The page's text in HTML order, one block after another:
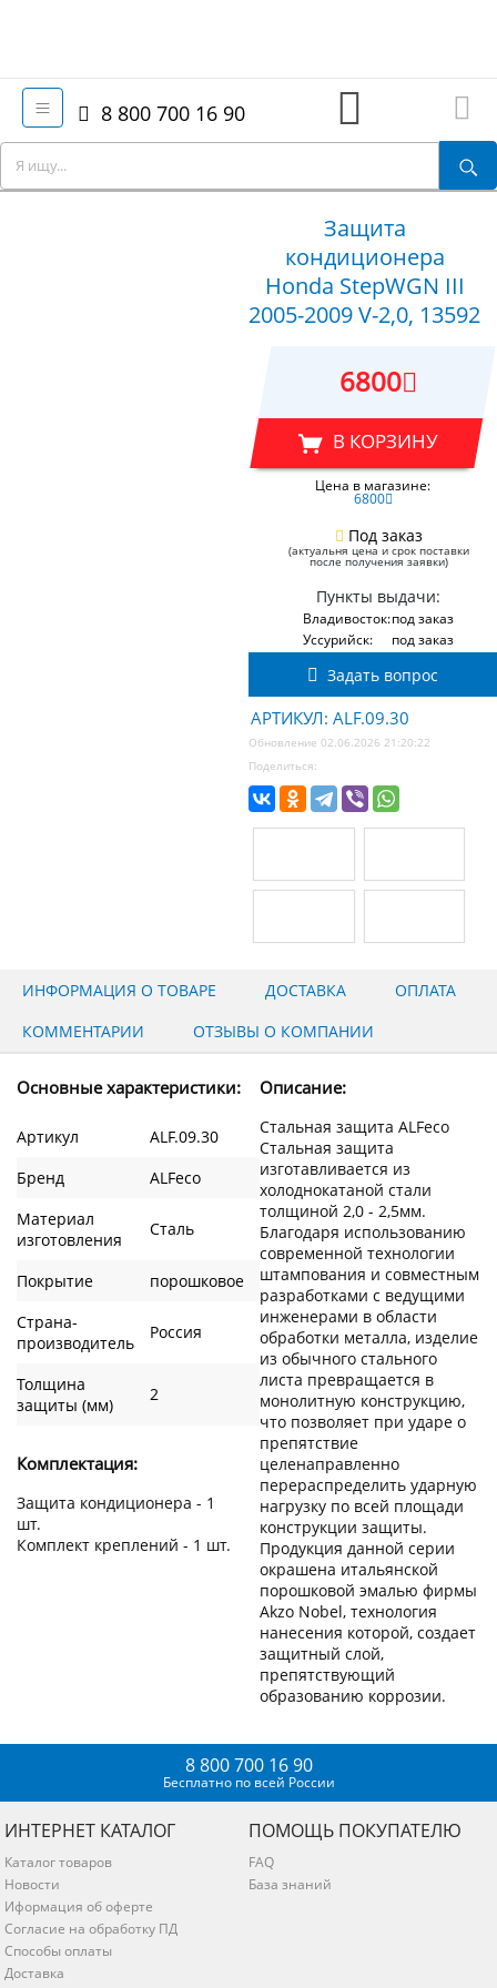
8 800 700 16 90
Защита
кондиционера
Honda StepWGN III
2005-2009 V-2,0, 13592
6800
В КОРЗИНУ
Цена в магазине:
6800
Под заказ
(актуальня цена и срок поставки
после получения заявки)
Пункты выдачи:
Владивосток:под заказ
Уссурийск:
под заказ
Задать вопрос
АРТИКУЛ: ALF.09.30
Обновление 02.06.2026 21:20:22
Поделиться:
ИНФОРМАЦИЯ О ТОВАРЕ ДОСТАВКА
ОПЛАТА
КОММЕНТАРИИ
ОТЗЫВЫ О КОМПАНИИ
Основные характеристики:
Артикул
ALF.09.30
Бренд
ALFeco
Материал
изготовления
Сталь
Покрытие
порошковое
Страна-
производитель
Россия
Толщина
защиты (мм)
2
Комплектация:
Защита кондиционера - 1
шт.
Комплект креплений - 1 шт.
Описание:
Стальная защита ALFeco
Стальная защита
изготавливается из
холоднокатаной стали
толщиной 2,0 - 2,5мм.
Благодаря использованию
современной технологии
штампования и совместным
разработками с ведущими
инженерами в области
обработки металла, изделие
из обычного стального
листа превращается в
монолитную конструкцию,
что позволяет при ударе о
препятствие
целенаправленно
перераспределить ударную
нагрузку по всей площади
конструкции защиты.
Продукция данной серии
окрашена итальянской
порошковой эмалью фирмы
Akzo Nobel, технология
нанесения которой, создает
защитный слой,
препятствующий
образованию коррозии.
8 800 700 16 90
Бесплатно по всей России
ИНТЕРНЕТ КАТАЛОГ
Каталог товаров
Новости
Иформация об оферте
Согласие на обработку ПД
Способы оплаты
Доставка
ПОМОЩЬ ПОКУПАТЕЛЮ
FAQ
База знаний